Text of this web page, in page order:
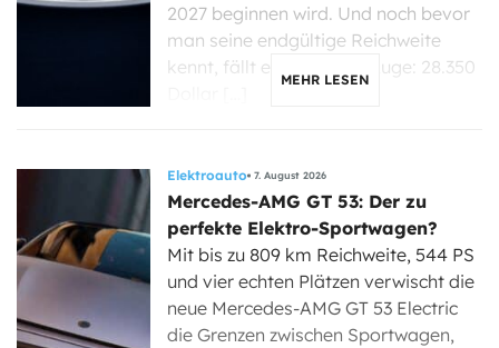
2027 beginnen wird. Und noch bevor
man seine endgültige Reichweite
kennt, fällt eine Zahl ins Auge: 28.350
MEHR LESEN
Elektroauto 7. August 2026
Mercedes-AMG GT 53: Der zu
perfekte Elektro-Sportwagen?
Mit bis zu 809 km Reichweite, 544 PS
und vier echten Plätzen verwischt die
neue Mercedes-AMG GT 53 Electric
die Grenzen zwischen Sportwagen,